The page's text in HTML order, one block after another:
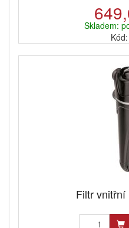
Skladem:
Filtr vnitřní